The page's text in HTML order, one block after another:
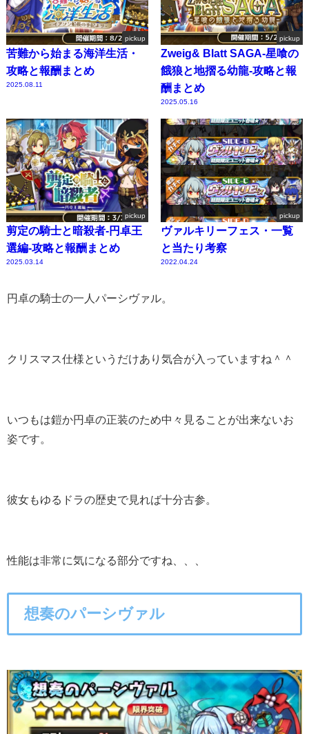
pickup
苦難から始まる海洋生活・
攻略と報酬まとめ
2025.08.11
pickup
Zweig& Blatt SAGA-星喰の
餓狼と地摺る幼龍-攻略と報
酬まとめ
2025.05.16
pickup
剪定の騎士と暗殺者-円卓王
選編-攻略と報酬まとめ
2025.03.14
pickup
ヴァルキリーフェス・一覧
と当たり考察
2022.04.24
円卓の騎士の一人パーシヴァル。
クリスマス仕様というだけあり気合が入っていますね＾＾
いつもは鎧か円卓の正装のため中々見ることが出来ないお
姿です。
彼女もゆるドラの歴史で見れば十分古参。
性能は非常に気になる部分ですね、、、
想奏のパーシヴァル